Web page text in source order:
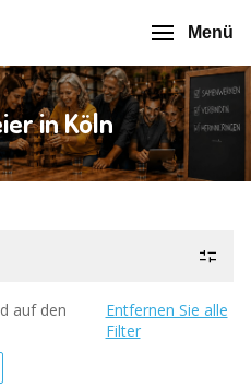
Menü
in Köln
auf den
Entfernen Sie alle
Filter